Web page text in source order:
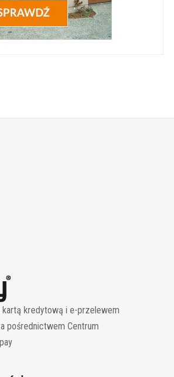
kartą kredytową i e-przelewem
pośrednictwem Centrum